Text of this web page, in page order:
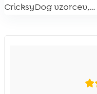
CricksyDog vzorcev,...